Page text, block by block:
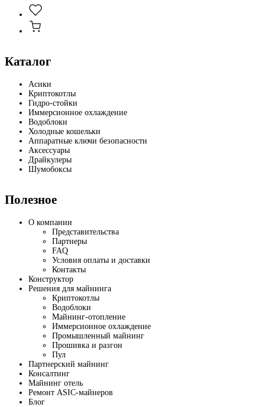
Каталог
Асики
Криптокотлы
Гидро-стойки
Иммерсионное охлаждение
Водоблоки
Холодные кошельки
Аппаратные ключи безопасности
Аксессуары
Драйкулеры
Шумобоксы
Полезное
О компании
Представительства
Партнеры
FAQ
Условия оплаты и доставки
Контакты
Конструктор
Решения для майнинга
Криптокотлы
Водоблоки
Майнинг-отопление
Иммерсионное охлаждение
Промышленный майнинг
Прошивка и разгон
Пул
Партнерский майнинг
Консалтинг
Майнинг отель
Ремонт ASIC-майнеров
Блог